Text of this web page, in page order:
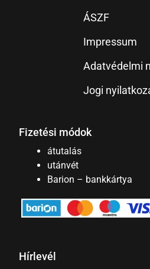
ÁSZF
Impressum
Adatvédelmi
Jogi
Fizetési módok
átutalás
utánvét
Barion – bankkártya
Hírlevél